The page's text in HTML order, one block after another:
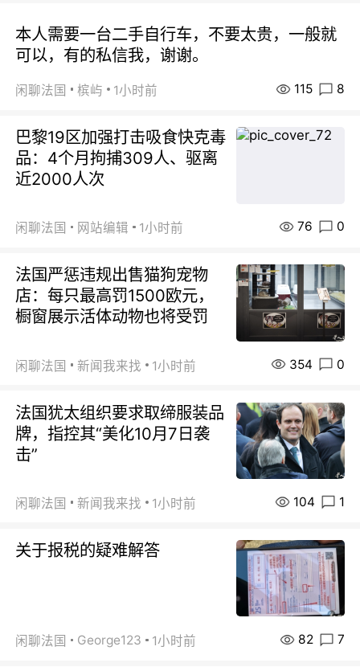
本人需要一台二手自行车，不要太贵，一般就
可以，有的私信我，谢谢。
闲聊法国 槟屿 1小时前 115 8
巴黎19区加强打击吸食快克毒
品：4个月拘捕309人、驱离
近2000人次
闲聊法国 网站编辑 1小时前 76 0
法国严惩违规出售猫狗宠物
店：每只最高罚1500欧元，
橱窗展示活体动物也将受罚
闲聊法国 新闻我来找 1小时前 354 0
法国犹太组织要求取缔服装品
牌，指控其“美化10月7日袭
击”
闲聊法国 新闻我来找 1小时前 104 1
关于报税的疑难解答
闲聊法国 George123 1小时前 82 7